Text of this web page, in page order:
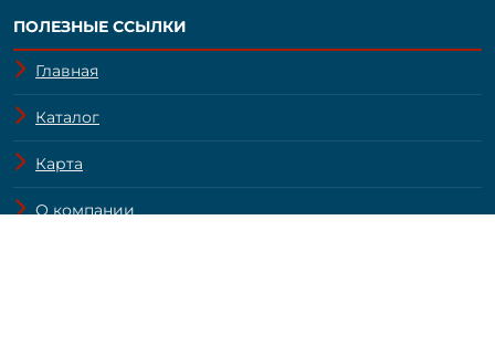
ПОЛЕЗНЫЕ ССЫЛКИ
Главная
Каталог
Карта
О компании